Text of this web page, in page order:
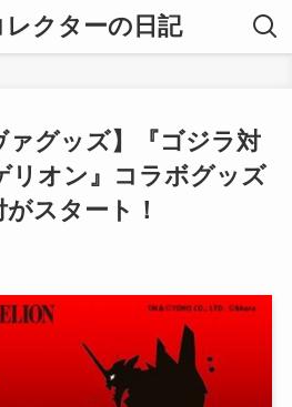
クターの日記
ァグッズ】『ゴジラ対
リオン』コラボグッズ
スタート！